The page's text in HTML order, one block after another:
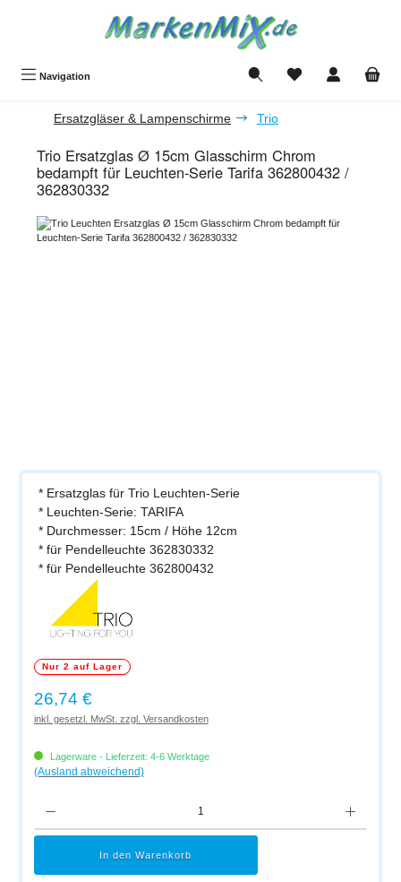
Navigation Du hast 0 Produkte
Ersatzgläser & Lampenschirme Trio
Trio Ersatzglas Ø 15cm Glasschirm Chrom
bedampft für Leuchten-Serie Tarifa 362800432 /
362830332
Bildergalerie überspringen
* Ersatzglas für Trio Leuchten-Serie
* Leuchten-Serie: TARIFA
* Durchmesser: 15cm / Höhe 12cm
* für Pendelleuchte 362830332
* für Pendelleuchte 362800432
Nur 2 auf Lager
Regulärer Preis:
26,74 €
inkl. gesetzl. MwSt. zzgl. Versandkosten
Lagerware - Lieferzeit: 4-6 Werktage
(Ausland abweichend)
In den Warenkorb